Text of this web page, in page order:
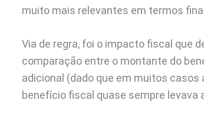
muito mais relevantes em termos
Via de regra, foi o impacto fiscal que
comparação entre o montante do
adicional (dado que em muitos
benefício fiscal quase sempre levava